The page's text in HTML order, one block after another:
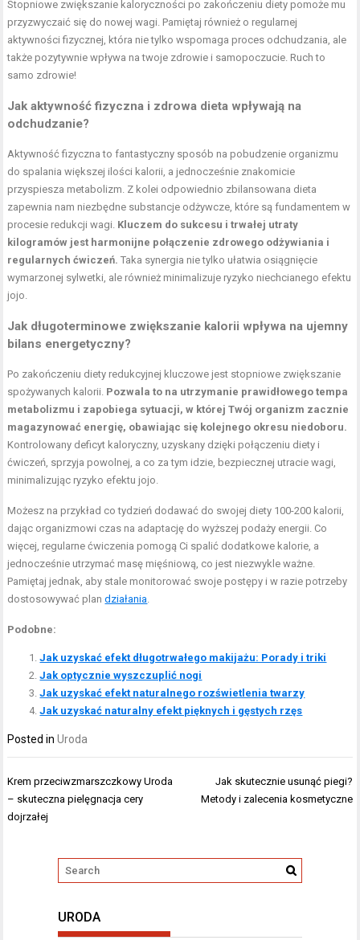
Stopniowe zwiększanie kaloryczności po zakończeniu diety pomoże mu
przyzwyczaić się do nowej wagi. Pamiętaj również o regularnej
aktywności fizycznej, która nie tylko wspomaga proces odchudzania, ale
także pozytywnie wpływa na twoje zdrowie i samopoczucie. Ruch to
samo zdrowie!
Jak aktywność fizyczna i zdrowa dieta wpływają na
odchudzanie?
Aktywność fizyczna to fantastyczny sposób na pobudzenie organizmu
do spalania większej ilości kalorii, a jednocześnie znakomicie
przyspiesza metabolizm. Z kolei odpowiednio zbilansowana dieta
zapewnia nam niezbędne substancje odżywcze, które są fundamentem w
procesie redukcji wagi. Kluczem do sukcesu i trwałej utraty
kilogramów jest harmonijne połączenie zdrowego odżywiania i
regularnych ćwiczeń. Taka synergia nie tylko ułatwia osiągnięcie
wymarzonej sylwetki, ale również minimalizuje ryzyko niechcianego efektu
jojo.
Jak długoterminowe zwiększanie kalorii wpływa na ujemny
bilans energetyczny?
Po zakończeniu diety redukcyjnej kluczowe jest stopniowe zwiększanie
spożywanych kalorii. Pozwala to na utrzymanie prawidłowego tempa
metabolizmu i zapobiega sytuacji, w której Twój organizm zacznie
magazynować energię, obawiając się kolejnego okresu niedoboru.
Kontrolowany deficyt kaloryczny, uzyskany dzięki połączeniu diety i
ćwiczeń, sprzyja powolnej, a co za tym idzie, bezpiecznej utracie wagi,
minimalizując ryzyko efektu jojo.
Możesz na przykład co tydzień dodawać do swojej diety 100-200 kalorii,
dając organizmowi czas na adaptację do wyższej podaży energii. Co
więcej, regularne ćwiczenia pomogą Ci spalić dodatkowe kalorie, a
jednocześnie utrzymać masę mięśniową, co jest niezwykle ważne.
Pamiętaj jednak, aby stale monitorować swoje postępy i w razie potrzeby
dostosowywać plandziałania
Podobne:
Jak uzyskać efekt długotrwałego makijażu: Porady i triki
Jak optycznie wyszczuplić nogi
Jak uzyskać efekt naturalnego rozświetlenia twarzy
Jak uzyskać naturalny efekt pięknych i gęstych rzęs
Posted inUroda
Nawigacja
wpisu
Krem przeciwzmarszczkowy Uroda
– skuteczna pielęgnacja cery
dojrzałej
Jak skutecznie usunąć piegi?
Metody i zalecenia kosmetyczne
URODA